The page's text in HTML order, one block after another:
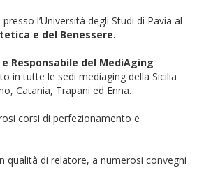
l’Università degli Studi di Pavia al
e del Benessere.
Responsabile del MediAging
in tutte le sedi mediaging della Sicilia
Catania, Trapani ed Enna.
corsi di perfezionamento e
qualità di relatore, a numerosi convegni